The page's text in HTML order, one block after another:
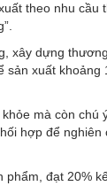
theo nhu cầu
xây dựng
xuất khoảng
mà còn chú
hợp để nghiên
đạt 20%